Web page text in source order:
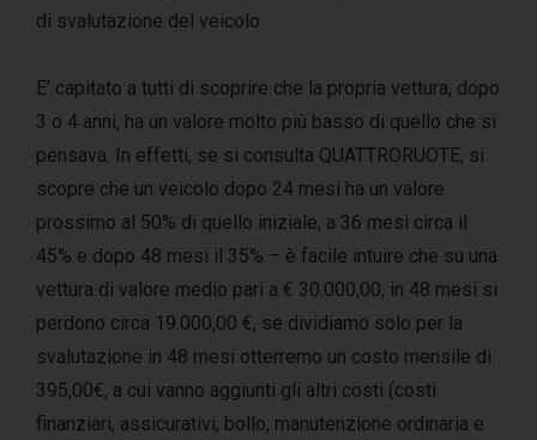
di svalutazione del veicolo.
E’ capitato a tutti di scoprire che la propria vettura, dopo
3 o 4 anni, ha un valore molto più basso di quello che si
pensava. In effetti, se si consulta QUATTRORUOTE, si
scopre che un veicolo dopo 24 mesi ha un valore
prossimo al 50% di quello iniziale, a 36 mesi circa il
45% e dopo 48 mesi il 35% – è facile intuire che su una
vettura di valore medio pari a € 30.000,00, in 48 mesi si
perdono circa 19.000,00 €, se dividiamo solo per la
svalutazione in 48 mesi otterremo un costo mensile di
395,00€, a cui vanno aggiunti gli altri costi (costi
finanziari, assicurativi, bollo, manutenzione ordinaria e